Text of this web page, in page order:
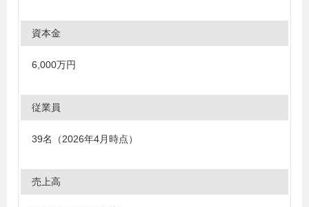
資本金
6,000万円
従業員
39名（2026年4月時点）
売上高